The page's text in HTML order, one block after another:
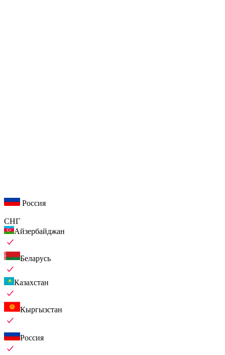
Россия
СНГ
Айзербайджан
Беларусь
Казахстан
Кыргызстан
Россия